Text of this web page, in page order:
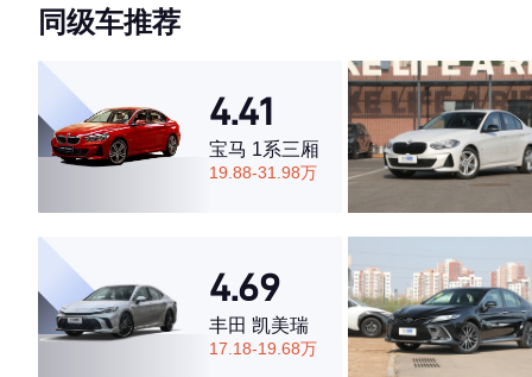
·空间表现一般，低于91%同级车
同级车推荐
4.41
宝马 1系三厢
19.88-31.98万
4.69
丰田 凯美瑞
17.18-19.68万